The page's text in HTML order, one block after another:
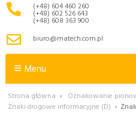
(+48) 604 460 260
(+48) 602 526 643
(+48) 608 363 900
biuro@matech.com.pl
Menu
Strona główna › Oznakowanie
Znaki drogowe informacyjne (D) ›